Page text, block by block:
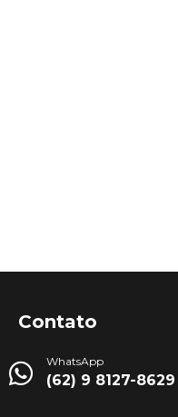
Contato
WhatsApp
(62) 9 8127-8629